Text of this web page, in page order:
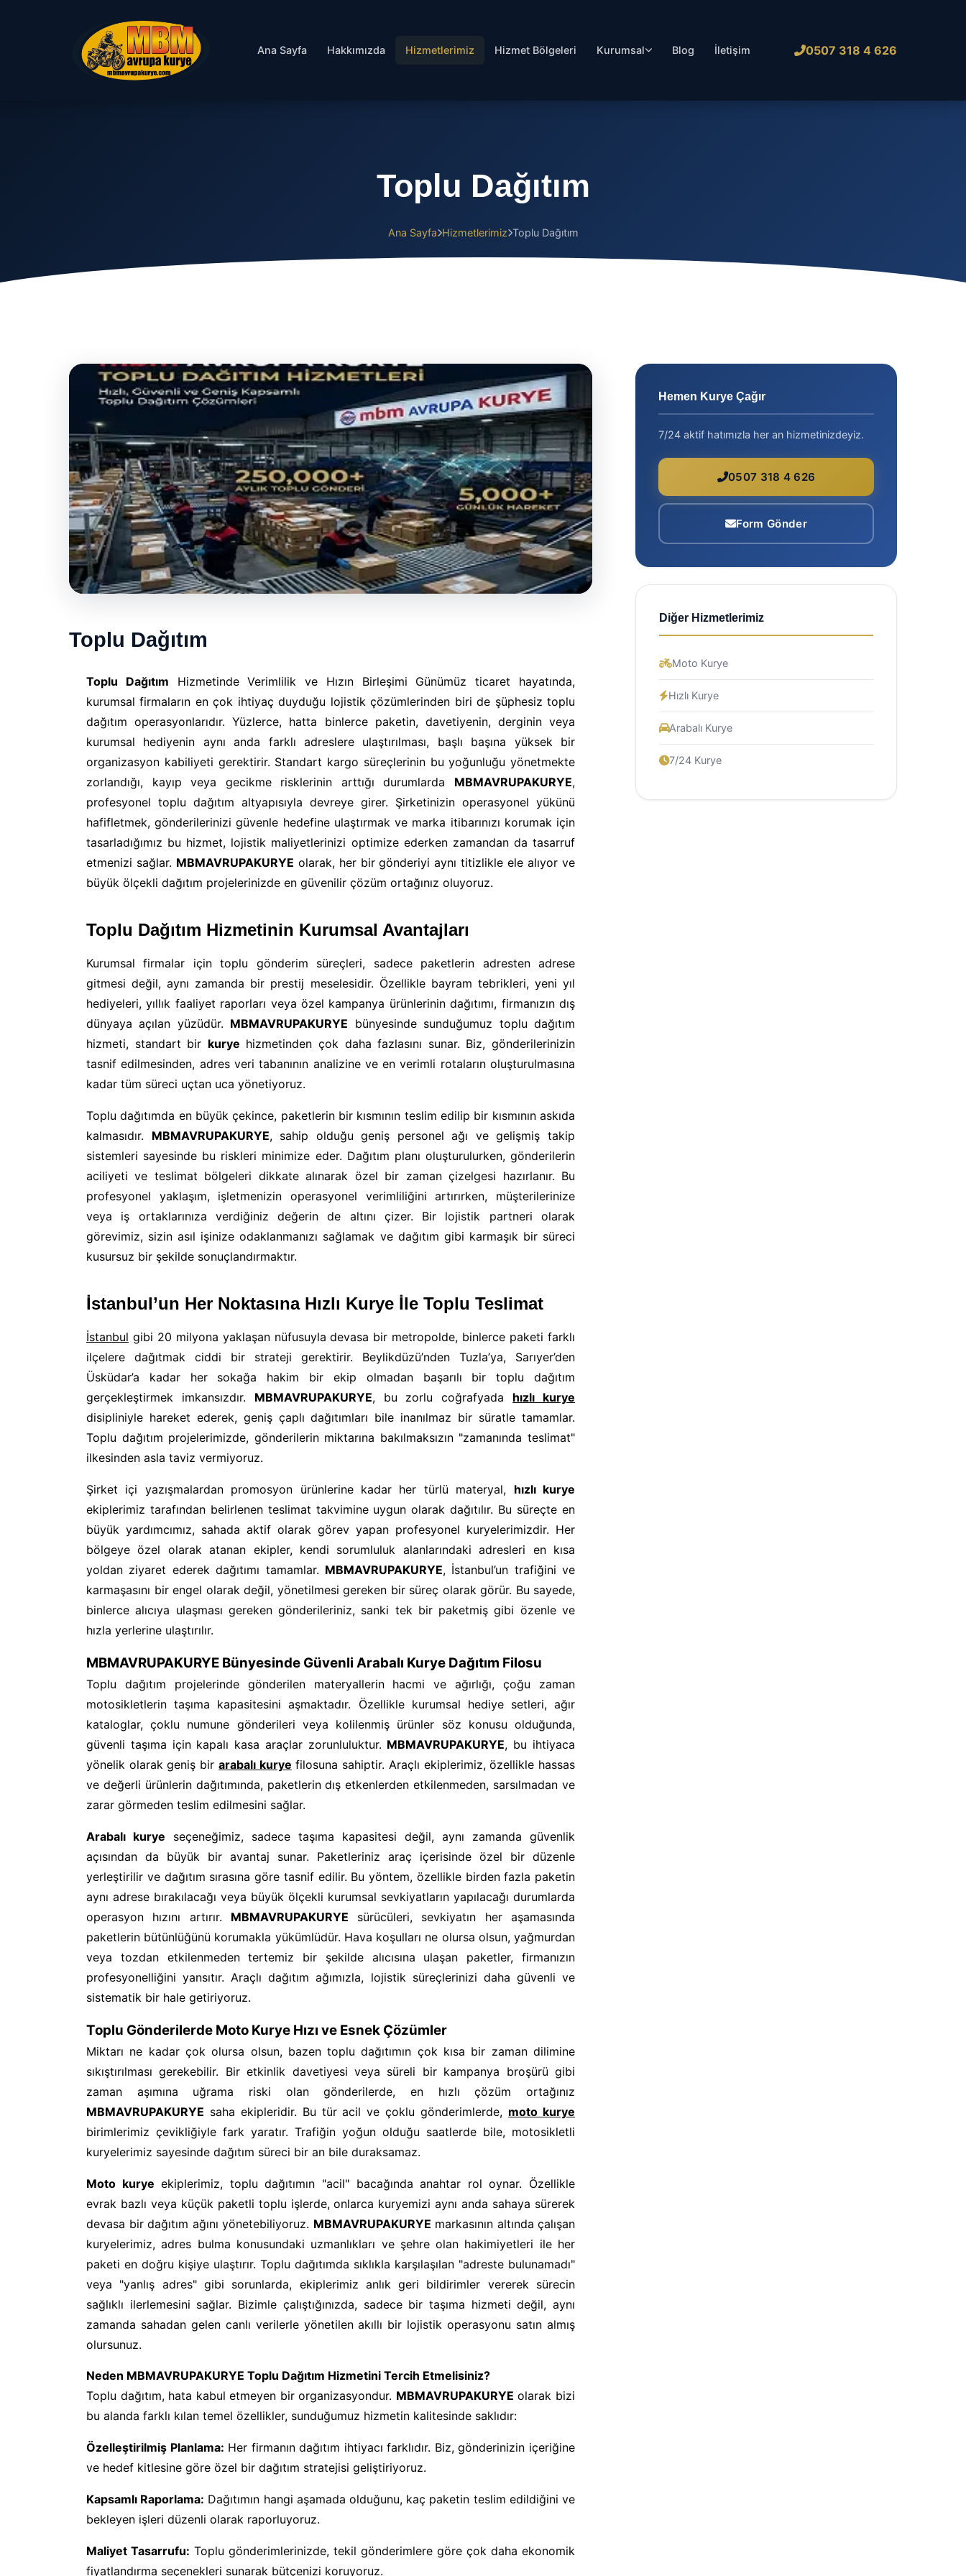
Ana Sayfa Hakkımızda Hizmetlerimiz Hizmet Bölgeleri Kurumsal Blog İletişim 0507 318 4 626
Toplu Dağıtım
Ana Sayfa Hizmetlerimiz Toplu Dağıtım
Toplu Dağıtım
Toplu Dağıtım Hizmetinde Verimlilik ve Hızın Birleşimi Günümüz ticaret hayatında,
kurumsal firmaların en çok ihtiyaç duyduğu lojistik çözümlerinden biri de şüphesiz toplu
dağıtım operasyonlarıdır. Yüzlerce, hatta binlerce paketin, davetiyenin, derginin veya
kurumsal hediyenin aynı anda farklı adreslere ulaştırılması, başlı başına yüksek bir
organizasyon kabiliyeti gerektirir. Standart kargo süreçlerinin bu yoğunluğu yönetmekte
zorlandığı, kayıp veya gecikme risklerinin arttığı durumlarda MBMAVRUPAKURYE,
profesyonel toplu dağıtım altyapısıyla devreye girer. Şirketinizin operasyonel yükünü
hafifletmek, gönderilerinizi güvenle hedefine ulaştırmak ve marka itibarınızı korumak için
tasarladığımız bu hizmet, lojistik maliyetlerinizi optimize ederken zamandan da tasarruf
etmenizi sağlar. MBMAVRUPAKURYE olarak, her bir gönderiyi aynı titizlikle ele alıyor ve
büyük ölçekli dağıtım projelerinizde en güvenilir çözüm ortağınız oluyoruz.
Toplu Dağıtım Hizmetinin Kurumsal Avantajları
Kurumsal firmalar için toplu gönderim süreçleri, sadece paketlerin adresten adrese
gitmesi değil, aynı zamanda bir prestij meselesidir. Özellikle bayram tebrikleri, yeni yıl
hediyeleri, yıllık faaliyet raporları veya özel kampanya ürünlerinin dağıtımı, firmanızın dış
dünyaya açılan yüzüdür. MBMAVRUPAKURYE bünyesinde sunduğumuz toplu dağıtım
hizmeti, standart bir kurye hizmetinden çok daha fazlasını sunar. Biz, gönderilerinizin
tasnif edilmesinden, adres veri tabanının analizine ve en verimli rotaların oluşturulmasına
kadar tüm süreci uçtan uca yönetiyoruz.
Toplu dağıtımda en büyük çekince, paketlerin bir kısmının teslim edilip bir kısmının askıda
kalmasıdır. MBMAVRUPAKURYE, sahip olduğu geniş personel ağı ve gelişmiş takip
sistemleri sayesinde bu riskleri minimize eder. Dağıtım planı oluşturulurken, gönderilerin
aciliyeti ve teslimat bölgeleri dikkate alınarak özel bir zaman çizelgesi hazırlanır. Bu
profesyonel yaklaşım, işletmenizin operasyonel verimliliğini artırırken, müşterilerinize
veya iş ortaklarınıza verdiğiniz değerin de altını çizer. Bir lojistik partneri olarak
görevimiz, sizin asıl işinize odaklanmanızı sağlamak ve dağıtım gibi karmaşık bir süreci
kusursuz bir şekilde sonuçlandırmaktır.
İstanbul’un Her Noktasına Hızlı Kurye İle Toplu Teslimat
İstanbul gibi 20 milyona yaklaşan nüfusuyla devasa bir metropolde, binlerce paketi farklı
ilçelere dağıtmak ciddi bir strateji gerektirir. Beylikdüzü’nden Tuzla’ya, Sarıyer’den
Üsküdar’a kadar her sokağa hakim bir ekip olmadan başarılı bir toplu dağıtım
gerçekleştirmek imkansızdır. MBMAVRUPAKURYE, bu zorlu coğrafyada hızlı kurye
disipliniyle hareket ederek, geniş çaplı dağıtımları bile inanılmaz bir süratle tamamlar.
Toplu dağıtım projelerimizde, gönderilerin miktarına bakılmaksızın "zamanında teslimat"
ilkesinden asla taviz vermiyoruz.
Şirket içi yazışmalardan promosyon ürünlerine kadar her türlü materyal, hızlı kurye
ekiplerimiz tarafından belirlenen teslimat takvimine uygun olarak dağıtılır. Bu süreçte en
büyük yardımcımız, sahada aktif olarak görev yapan profesyonel kuryelerimizdir. Her
bölgeye özel olarak atanan ekipler, kendi sorumluluk alanlarındaki adresleri en kısa
yoldan ziyaret ederek dağıtımı tamamlar. MBMAVRUPAKURYE, İstanbul’un trafiğini ve
karmaşasını bir engel olarak değil, yönetilmesi gereken bir süreç olarak görür. Bu sayede,
binlerce alıcıya ulaşması gereken gönderileriniz, sanki tek bir paketmiş gibi özenle ve
hızla yerlerine ulaştırılır.
MBMAVRUPAKURYE Bünyesinde Güvenli Arabalı Kurye Dağıtım Filosu
Toplu dağıtım projelerinde gönderilen materyallerin hacmi ve ağırlığı, çoğu zaman
motosikletlerin taşıma kapasitesini aşmaktadır. Özellikle kurumsal hediye setleri, ağır
kataloglar, çoklu numune gönderileri veya kolilenmiş ürünler söz konusu olduğunda,
güvenli taşıma için kapalı kasa araçlar zorunluluktur. MBMAVRUPAKURYE, bu ihtiyaca
yönelik olarak geniş bir arabalı kurye filosuna sahiptir. Araçlı ekiplerimiz, özellikle hassas
ve değerli ürünlerin dağıtımında, paketlerin dış etkenlerden etkilenmeden, sarsılmadan ve
zarar görmeden teslim edilmesini sağlar.
Arabalı kurye seçeneğimiz, sadece taşıma kapasitesi değil, aynı zamanda güvenlik
açısından da büyük bir avantaj sunar. Paketleriniz araç içerisinde özel bir düzenle
yerleştirilir ve dağıtım sırasına göre tasnif edilir. Bu yöntem, özellikle birden fazla paketin
aynı adrese bırakılacağı veya büyük ölçekli kurumsal sevkiyatların yapılacağı durumlarda
operasyon hızını artırır. MBMAVRUPAKURYE sürücüleri, sevkiyatın her aşamasında
paketlerin bütünlüğünü korumakla yükümlüdür. Hava koşulları ne olursa olsun, yağmurdan
veya tozdan etkilenmeden tertemiz bir şekilde alıcısına ulaşan paketler, firmanızın
profesyonelliğini yansıtır. Araçlı dağıtım ağımızla, lojistik süreçlerinizi daha güvenli ve
sistematik bir hale getiriyoruz.
Toplu Gönderilerde Moto Kurye Hızı ve Esnek Çözümler
Miktarı ne kadar çok olursa olsun, bazen toplu dağıtımın çok kısa bir zaman dilimine
sıkıştırılması gerekebilir. Bir etkinlik davetiyesi veya süreli bir kampanya broşürü gibi
zaman aşımına uğrama riski olan gönderilerde, en hızlı çözüm ortağınız
MBMAVRUPAKURYE saha ekipleridir. Bu tür acil ve çoklu gönderimlerde, moto kurye
birimlerimiz çevikliğiyle fark yaratır. Trafiğin yoğun olduğu saatlerde bile, motosikletli
kuryelerimiz sayesinde dağıtım süreci bir an bile duraksamaz.
Moto kurye ekiplerimiz, toplu dağıtımın "acil" bacağında anahtar rol oynar. Özellikle
evrak bazlı veya küçük paketli toplu işlerde, onlarca kuryemizi aynı anda sahaya sürerek
devasa bir dağıtım ağını yönetebiliyoruz. MBMAVRUPAKURYE markasının altında çalışan
kuryelerimiz, adres bulma konusundaki uzmanlıkları ve şehre olan hakimiyetleri ile her
paketi en doğru kişiye ulaştırır. Toplu dağıtımda sıklıkla karşılaşılan "adreste bulunamadı"
veya "yanlış adres" gibi sorunlarda, ekiplerimiz anlık geri bildirimler vererek sürecin
sağlıklı ilerlemesini sağlar. Bizimle çalıştığınızda, sadece bir taşıma hizmeti değil, aynı
zamanda sahadan gelen canlı verilerle yönetilen akıllı bir lojistik operasyonu satın almış
olursunuz.
Neden MBMAVRUPAKURYE Toplu Dağıtım Hizmetini Tercih Etmelisiniz?
Toplu dağıtım, hata kabul etmeyen bir organizasyondur. MBMAVRUPAKURYE olarak bizi
bu alanda farklı kılan temel özellikler, sunduğumuz hizmetin kalitesinde saklıdır:
Özelleştirilmiş Planlama: Her firmanın dağıtım ihtiyacı farklıdır. Biz, gönderinizin içeriğine
ve hedef kitlesine göre özel bir dağıtım stratejisi geliştiriyoruz.
Kapsamlı Raporlama: Dağıtımın hangi aşamada olduğunu, kaç paketin teslim edildiğini ve
bekleyen işleri düzenli olarak raporluyoruz.
Maliyet Tasarrufu: Toplu gönderimlerinizde, tekil gönderimlere göre çok daha ekonomik
fiyatlandırma seçenekleri sunarak bütçenizi koruyoruz.
Hemen Kurye Çağır
7/24 aktif hatımızla her an hizmetinizdeyiz.
0507 318 4 626
Form Gönder
Diğer Hizmetlerimiz
Moto Kurye
Hızlı Kurye
Arabalı Kurye
7/24 Kurye